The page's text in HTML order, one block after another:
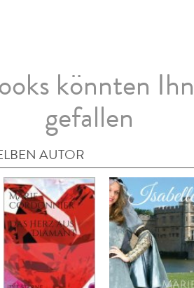
könnten
gefallen
AUTOR